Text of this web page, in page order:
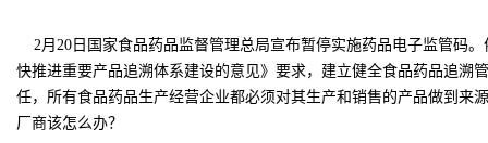
2月20日国家食品药品监督管理总局宣布暂停实施药品电子监管码。
快推进重要产品追溯体系建设的意见》要求，建立健全食品药品追溯
任，所有食品药品生产经营企业都必须对其生产和销售的产品做到来
厂商该怎么办？